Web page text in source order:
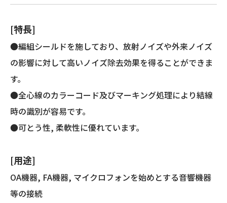
組
シ
ー
ド)
個
[特長]
●編組シールドを施しており、放射ノイズや外来ノイズ
の影響に対して高いノイズ除去効果を得ることができま
す。
●全心線のカラーコード及びマーキング処理により結線
時の識別が容易です。
●可とう性, 柔軟性に優れています。
[用途]
OA機器, FA機器, マイクロフォンを始めとする音響機器
等の接続